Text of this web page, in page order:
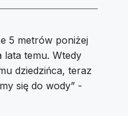
5 metrów poniżej
lata temu. Wtedy
dziedzińca, teraz
się do wody” -